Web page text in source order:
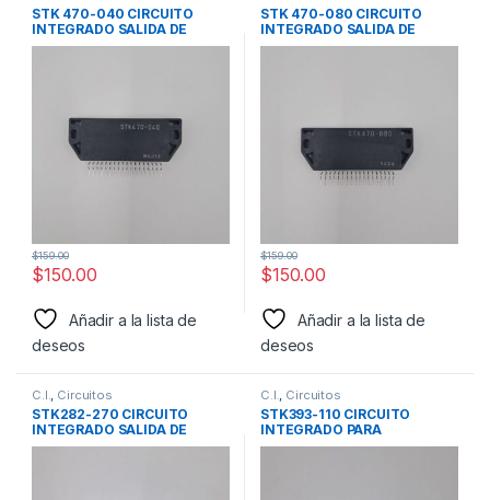
STK 470-040 CIRCUITO
INTEGRADO SALIDA DE
AUDIO MARCA SANYO
$150.00
$159.00
Añadir a la lista de
deseos
STK 470-080 CIRCUITO
INTEGRADO SALIDA DE
AUDIO MARCA SANYO
$150.00
$159.00
Añadir a la lista de
deseos
C.I. Circuitos
STK282-270 CIRCUITO
INTEGRADO SALIDA DE
AUDIO MARCA SANYO
C.I. Circuitos
STK393-110 CIRCUITO
INTEGRADO PARA
CONVERGENCIA MARCA